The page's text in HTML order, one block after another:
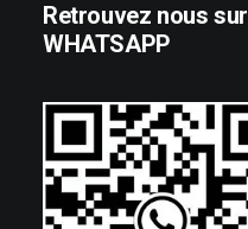
Retrouvez nous sur
WHATSAPP